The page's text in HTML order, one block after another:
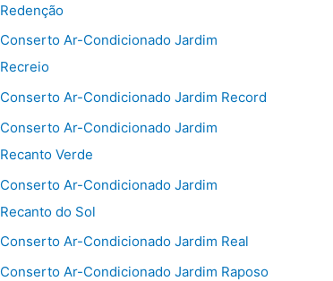
Redenção
Conserto Ar-Condicionado Jardim
Recreio
Conserto Ar-Condicionado Jardim Record
Conserto Ar-Condicionado Jardim
Recanto Verde
Conserto Ar-Condicionado Jardim
Recanto do Sol
Conserto Ar-Condicionado Jardim Real
Conserto Ar-Condicionado Jardim Raposo